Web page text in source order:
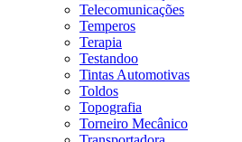
Telecomunicações
Temperos
Terapia
Testandoo
Tintas Automotivas
Toldos
Topografia
Torneiro Mecânico